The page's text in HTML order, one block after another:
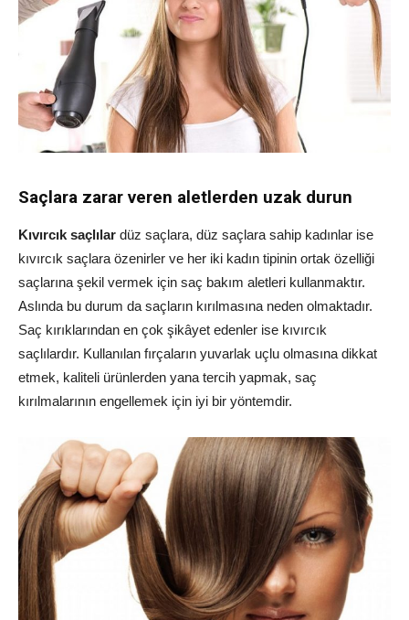
Saçlara zarar veren aletlerden uzak durun
Kıvırcık saçlılar düz saçlara, düz saçlara sahip kadınlar ise
kıvırcık saçlara özenirler ve her iki kadın tipinin ortak özelliği
saçlarına şekil vermek için saç bakım aletleri kullanmaktır.
Aslında bu durum da saçların kırılmasına neden olmaktadır.
Saç kırıklarından en çok şikâyet edenler ise kıvırcık
saçlılardır. Kullanılan fırçaların yuvarlak uçlu olmasına dikkat
etmek, kaliteli ürünlerden yana tercih yapmak, saç
kırılmalarının engellemek için iyi bir yöntemdir.